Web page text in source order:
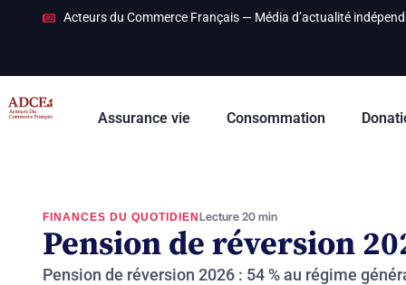
Acteurs du Commerce Français — Média d’actualité
Assurance vie Consommation
FINANCES DU QUOTIDIENLecture 20 min
Pension de réversion
Pension de réversion 2026 : 54 % au régime